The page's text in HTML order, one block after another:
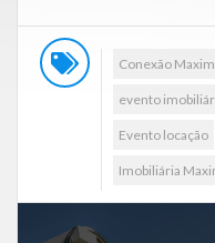
Conexão
evento
Evento locação
Imobiliária